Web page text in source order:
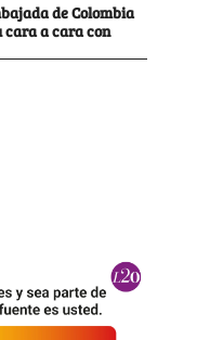
de Colombia
cara a cara con